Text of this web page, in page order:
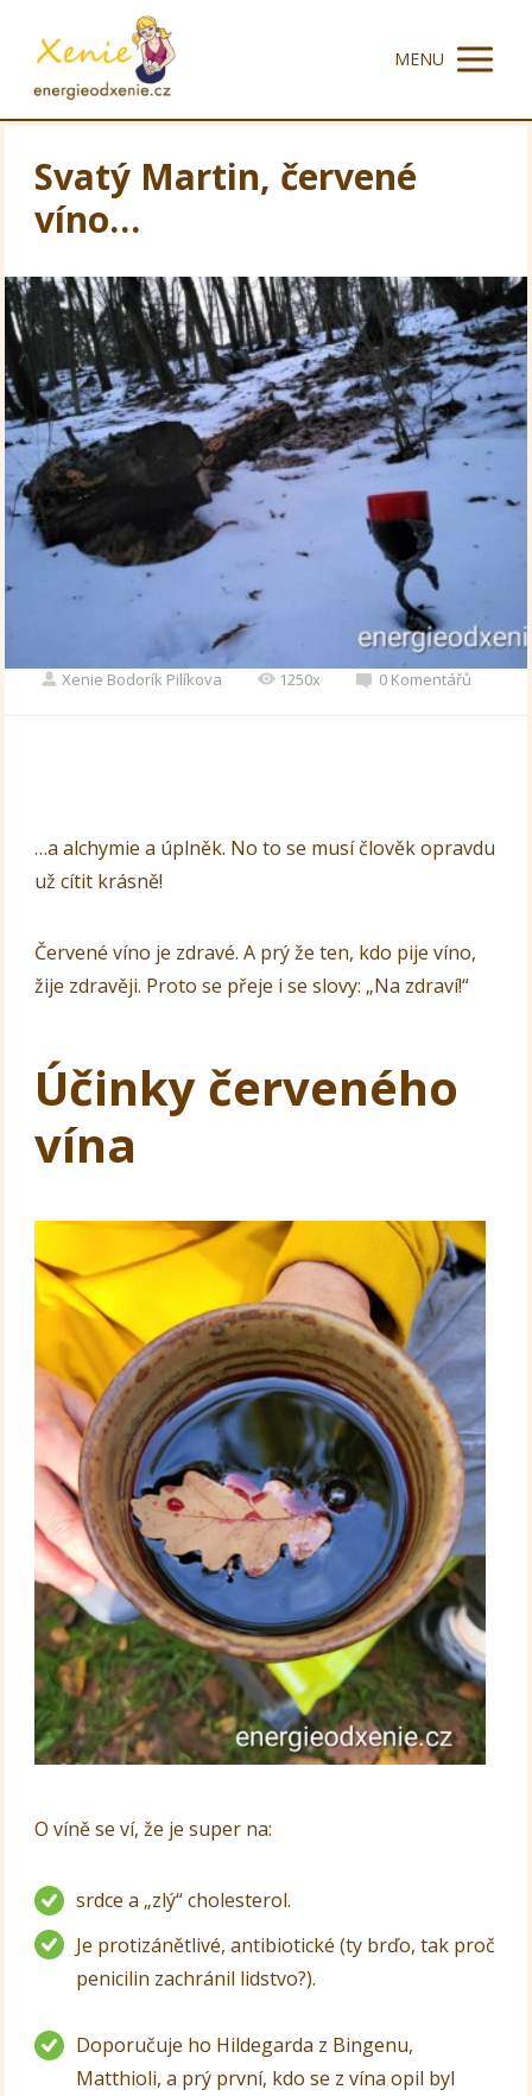
MENU
Svatý Martin, červené
víno…
Xenie Bodorík Pilíkova 1250x 0 Komentářů
…a alchymie a úplněk. No to se musí člověk opravdu
už cítit krásně!
Červené víno je zdravé. A prý že ten, kdo pije víno,
žije zdravěji. Proto se přeje i se slovy: „Na zdraví!“
Účinky červeného
vína
O víně se ví, že je super na:
srdce a „zlý“ cholesterol.
Je protizánětlivé, antibiotické (ty brďo, tak proč
penicilin zachránil lidstvo?).
Doporučuje ho Hildegarda z Bingenu,
Matthioli, a prý první, kdo se z vína opil byl